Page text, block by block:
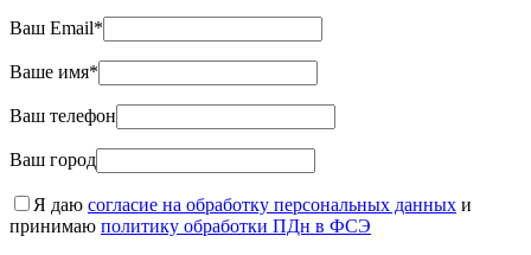
Ваш Email*
Ваше имя*
Ваш телефон
Ваш город
Я даю согласие на обработку персональных данных и
принимаю политику обработки ПДн в ФСЭ